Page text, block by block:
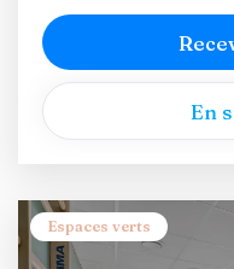
En
Espaces verts